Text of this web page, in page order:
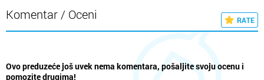
Komentar / Oceni RATE
Ovo preduzeće još uvek nema komentara, pošaljite svoju ocenu i
pomozite drugima!